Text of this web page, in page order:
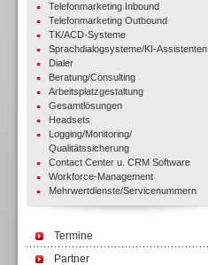
Telefonmarketing Inbound
Telefonmarketing Outbound
TK/ACD-Systeme
Sprachdialogsysteme/KI-Assistenten
Dialer
Beratung/Consulting
Arbeitsplatzgestaltung
Gesamtlösungen
Headsets
Logging/Monitoring/
Qualitätssicherung
Contact Center u. CRM Software
Workforce-Management
Mehrwertdienste/Servicenummern
Termine
Partner